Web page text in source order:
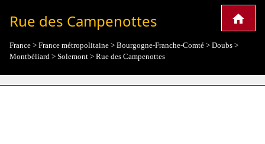
Rue des Campenottes
France > France métropolitaine > Bourgogne-Franche-Comté > Doubs >
Montbéliard > Solemont > Rue des Campenottes